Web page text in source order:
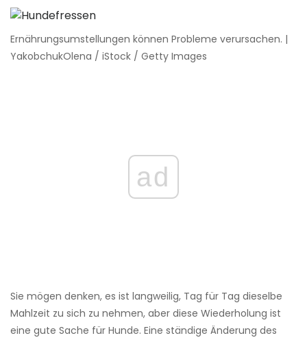
Ernährungsumstellungen können Probleme verursachen. |
YakobchukOlena / iStock / Getty Images
ad
Sie mögen denken, es ist langweilig, Tag für Tag dieselbe
Mahlzeit zu sich zu nehmen, aber diese Wiederholung ist
eine gute Sache für Hunde. Eine ständige Änderung des